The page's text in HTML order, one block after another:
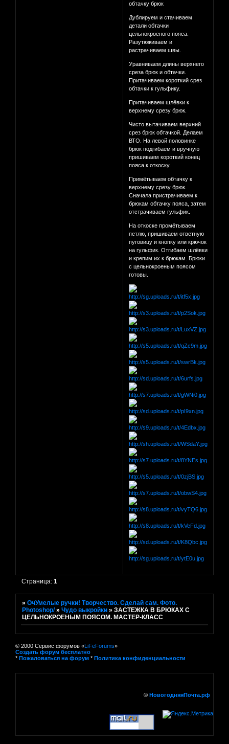
обтачку брюк
Дублируем и стачиваем
детали обтачки
цельнокроеного пояса.
Разутюживаем и
растрачиваем швы.
Уравниваем длины верхнего
среза брюк и обтачки.
Притачиваем короткий срез
обтачки к гульфику.
Притачиваем шлёвки к
верхнему срезу брюк.
Чисто вытачиваем верхний
срез брюк обтачкой. Делаем
ВТО. На левой половинке
брюк подгибаем и вручную
пришиваем короткий конец
пояса к откоску.
Примётываем обтачку к
верхнему срезу брюк.
Сначала пристрачиваем к
брюкам обтачку пояса, затем
отстрачиваем гульфик.
На откоске промётываем
петлю, пришиваем ответную
пуговицу и кнопку или крючок
на гульфик. Отгибаем шлёвки
и крепим их к брюкам. Брюки
с цельнокроеным поясом
готовы.
Страница:1
»ОчУмелые ручки! Творчество. Сделай сам. Фото.
Photoshop/ »Чудо выкройки »ЗАСТЕЖКА В БРЮКАХ С
ЦЕЛЬНОКРОЕНЫМ ПОЯСОМ. МАСТЕР-КЛАСС
© 2000 Сервис форумов «LiFeForums»
Создать форум бесплатно
* Пожаловаться на форум * Политика конфиденциальности
© НовогодняяПочта.рф